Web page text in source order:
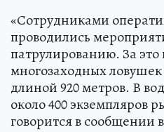
«Сотрудниками
проводились
патрулированию. За
многозаходных
длиной 920 метров. В
около 400 экземпляров
говорится в сообщении